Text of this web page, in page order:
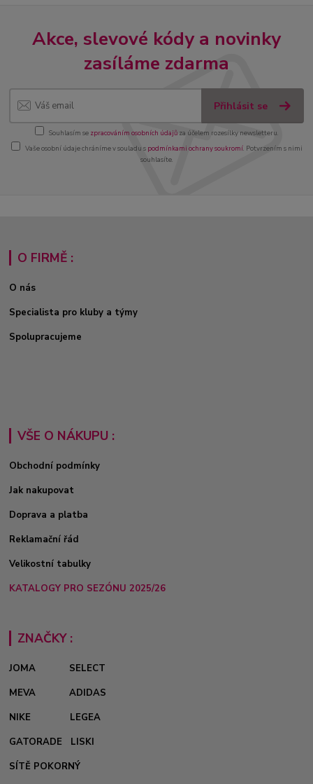
Akce, slevové kódy a novinky
zasíláme zdarma
Přihlásit se
Souhlasím se zpracováním osobních údajůza účelem rozesílky newsletteru.
Vaše osobní údaje chráníme v souladu s podmínkami ochrany soukromí. Potvrzením s nimi
souhlasíte.
O FIRMĚ :
O nás
Specialista pro kluby a týmy
Spolupracujeme
VŠE O NÁKUPU :
Obchodní podmínky
Jak nakupovat
Doprava a platba
Reklamační řád
Velikostní tabulky
KATALOGY PRO SEZÓNU 2025/26
ZNAČKY :
JOMA
SELECT
MEVA
ADIDAS
NIKE
LEGEA
GATORADE
LISKI
SÍTĚ POKORNÝ